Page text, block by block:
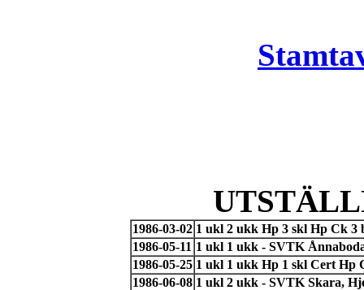
1986-03-02 1 ukl 2 ukk Hp 3 skl Hp Ck 3
1986-05-11 1 ukl 1 ukk - SVTK
1986-05-25 1 ukl 1 ukk Hp 1 skl Cert Hp
1986-06-08 1 ukl 2 ukk - SVTK Skara,